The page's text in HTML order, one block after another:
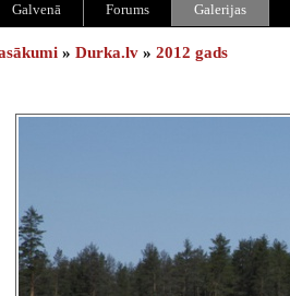
Galvenā Forums Galerijas
» Durka.lv » 2012 gads